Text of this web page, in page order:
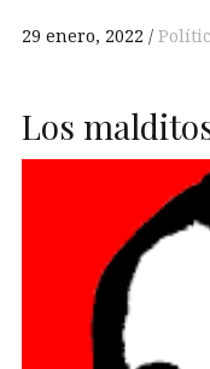
29 enero, 2022
Los